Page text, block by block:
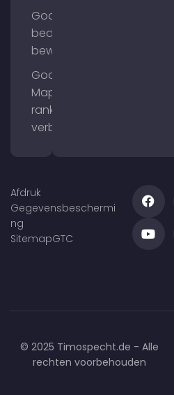
Google
bedrijfsprofiel
bewerken
Google
Maps
ranking
verbeteren
Afdruk
Gegevensbeschermi
ng
SitemapGTC
© 2025 Timospecht.de - Alle
rechten voorbehouden